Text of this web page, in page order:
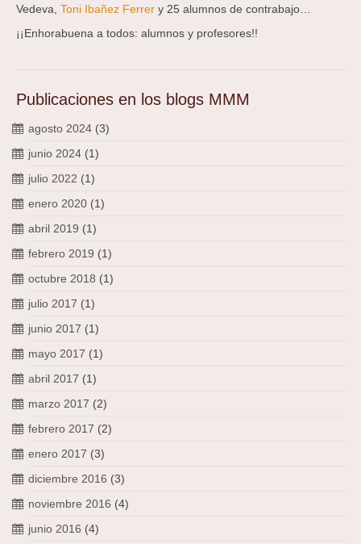
Vedeva, Toni Ibañez Ferrer y 25 alumnos de contrabajo…
¡¡Enhorabuena a todos: alumnos y profesores!!
Publicaciones en los blogs MMM
agosto 2024 (3)
junio 2024 (1)
julio 2022 (1)
enero 2020 (1)
abril 2019 (1)
febrero 2019 (1)
octubre 2018 (1)
julio 2017 (1)
junio 2017 (1)
mayo 2017 (1)
abril 2017 (1)
marzo 2017 (2)
febrero 2017 (2)
enero 2017 (3)
diciembre 2016 (3)
noviembre 2016 (4)
junio 2016 (4)